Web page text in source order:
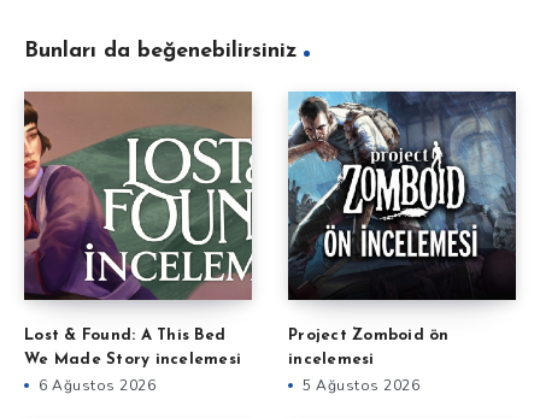
Bunları da beğenebilirsiniz
Lost & Found: A This Bed
We Made Story incelemesi
6 Ağustos 2026
Project Zomboid ön
incelemesi
5 Ağustos 2026